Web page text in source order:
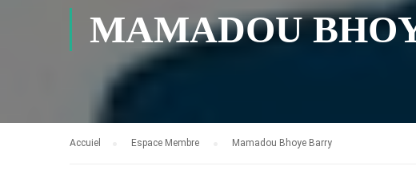
MAMADOU
Accuiel Espace Membre Mamadou Bhoye Barry